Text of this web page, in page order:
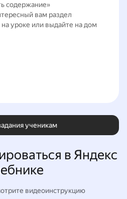
содержание»
вам раздел
уроке или выдайте на дом
ученикам
в Яндекс
видеоинструкцию